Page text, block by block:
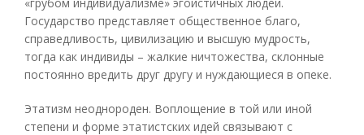
Государство представляет общественное благо,
справедливость, цивилизацию и высшую мудрость,
тогда как индивиды – жалкие ничтожества, склонные
постоянно вредить друг другу и нуждающиеся в опеке.
Этатизм неоднороден. Воплощение в той или иной
степени и форме этатистских идей связывают с